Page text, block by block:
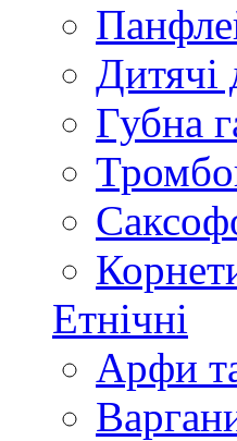
Дитячі
Губна
Етнічні
Арфи